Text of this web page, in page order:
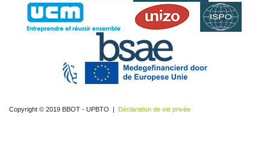
Copyright © 2019 BBOT - UPBTO | Déclaration de vie privée